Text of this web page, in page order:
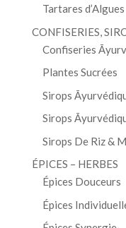
Tartares d’Algues
CONFISERIES,
Confiseries
Plantes Sucrées
Sirops
Sirops
Sirops De Riz &
ÉPICES – HERBES
Épices Douceurs
Épices